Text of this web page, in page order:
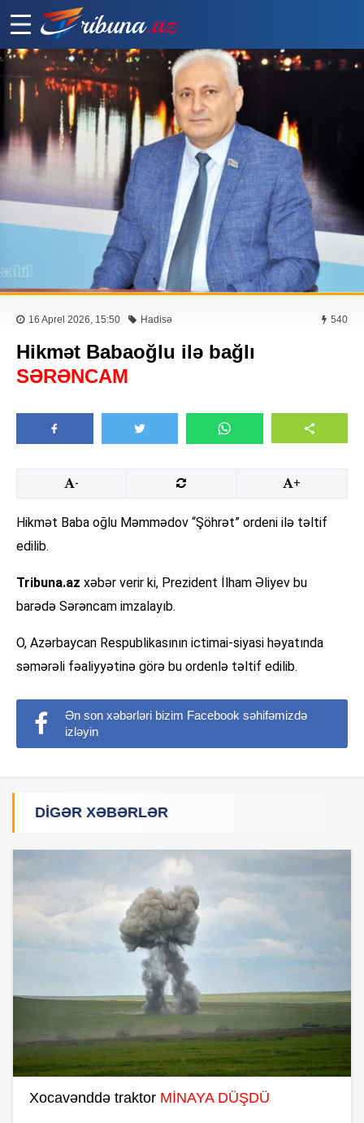
16 Aprel 2026, 15:50 Hadisə 540
Hikmət Babaoğlu ilə bağlı
SƏRƏNCAM
- +
Hikmət Baba oğlu Məmmədov “Şöhrət” ordeni ilə təltif
edilib.
Tribuna.az xəbər verir ki, Prezident İlham Əliyev bu
barədə Sərəncam imzalayıb.
O, Azərbaycan Respublikasının ictimai-siyasi həyatında
səmərəli fəaliyyətinə görə bu ordenlə təltif edilib.
Ən son xəbərləri bizim Facebook səhifəmizdə
izləyin
DIGƏR XƏBƏRLƏR
Xocavənddə traktor MİNAYA DÜŞDÜ